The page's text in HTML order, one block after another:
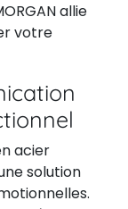
allie
votre
acier
solution